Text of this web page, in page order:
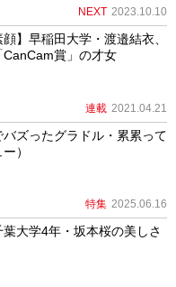
NEXT 2023.10.10
】早稲田大学・渡邉結衣、
賞」の才女
連載 2021.04.21
ズったグラドル・累累って
）
特集 2025.06.16
葉大学4年・坂本桜の美しさ